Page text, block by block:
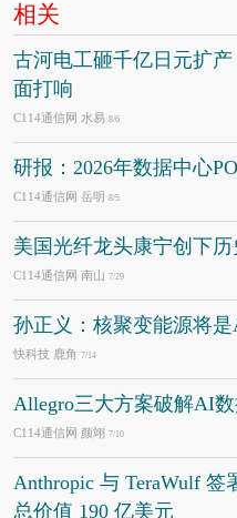
相关
古河电工砸千亿日元扩
面打响
C114通信网 水易 8/6
研报：2026年数据中心
C114通信网 岳明 8/5
美国光纤龙头康宁创下
C114通信网 南山 7/29
孙正义：核聚变能源将
快科技 鹿角 7/14
Allegro三大方案破解AI
C114通信网 颜翊 7/10
Anthropic 与 TeraWulf 签
总价值 190 亿美元